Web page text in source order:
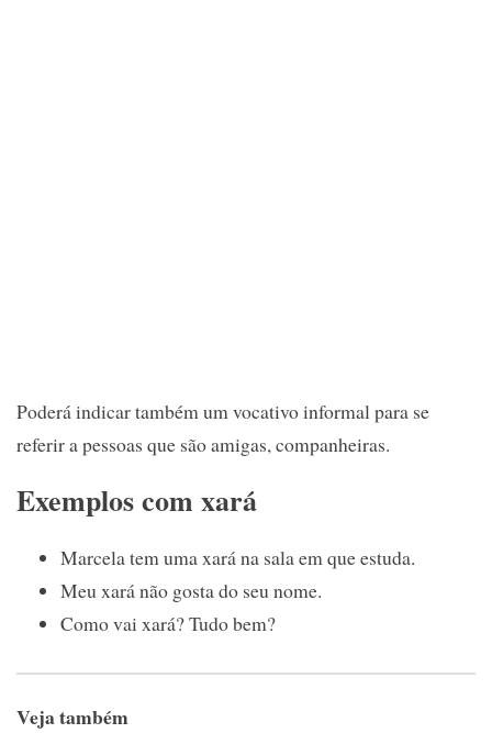
Poderá indicar também um vocativo informal para se
referir a pessoas que são amigas, companheiras.
Exemplos com xará
Marcela tem uma xará na sala em que estuda.
Meu xará não gosta do seu nome.
Como vai xará? Tudo bem?
Veja também